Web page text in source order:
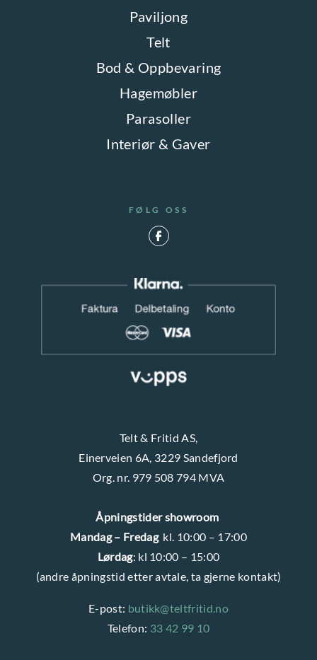
Paviljong
Telt
Bod & Oppbevaring
Hagemøbler
Parasoller
Interiør & Gaver
FØLG OSS
Telt & Fritid AS,
Einerveien 6A, 3229 Sandefjord
Org. nr. 979 508 794 MVA
Åpningstider showroom
Mandag – Fredagkl. 10:00 – 17:00
Lørdag: kl 10:00 – 15:00
(andre åpningstid etter avtale, ta gjerne kontakt)
E-post: butikk@teltfritid.no
Telefon: 33 42 99 10